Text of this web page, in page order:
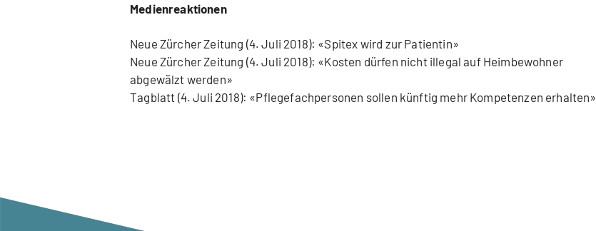
Medienreaktionen
Neue Zürcher Zeitung (4. Juli 2018): «Spitex wird zur Patientin»
Neue Zürcher Zeitung (4. Juli 2018): «Kosten dürfen nicht illegal auf Heimbewohner
abgewälzt werden»
Tagblatt (4. Juli 2018): «Pflegefachpersonen sollen künftig mehr Kompetenzen erhalten»